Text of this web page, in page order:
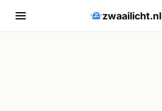
zwaailicht.nl